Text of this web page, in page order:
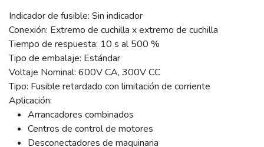
Indicador de fusible: Sin indicador
Conexión: Extremo de cuchilla x extremo de cuchilla
Tiempo de respuesta: 10 s al 500 %
Tipo de embalaje: Estándar
Voltaje Nominal: 600V CA, 300V CC
Tipo: Fusible retardado con limitación de corriente
Aplicación:
Arrancadores combinados
Centros de control de motores
Desconectadores de maquinaria